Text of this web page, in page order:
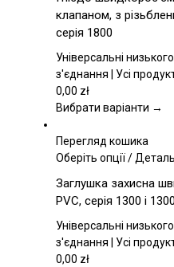
має
кілька
можна
на
товару
клапаном, з
серія 1800
Універсальні
з'єднання | Усі
0,00 zł
Вибрати варіанти →
Перегляд кошика
Оберіть опціїЦей
має
кілька
/
Заглушка захисна
PVC, серія 1300 і
Універсальні
з'єднання | Усі
0,00 zł